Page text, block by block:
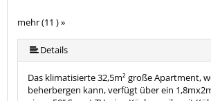
mehr (11 ) »
mehr (11 ) »
mehr (11 ) »
mehr (11 ) »
mehr (11 ) »
mehr (11 ) »
mehr (11 ) »
mehr (11 ) »
Details
Das klimatisierte 32,5m² große Apartment,
beherbergen kann, verfügt über ein